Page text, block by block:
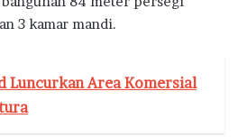
3 kamar mandi.
Luncurkan Area Komersial